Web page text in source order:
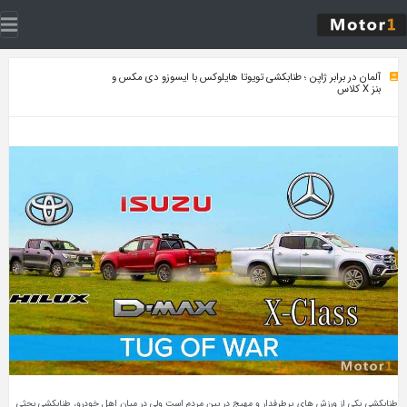
آلمان در برابر ژاپن ؛ طنابکشی تویوتا هایلوکس با ایسوزو دی مکس و
بنز X کلاس
طنابکشی یکی از ورزش های پرطرفدار و مهیج در بین مردم است ولی در میان اهل خودرو، طنابکشی بحثی